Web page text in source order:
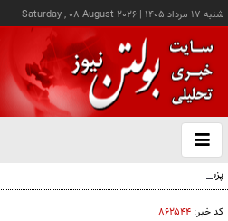
شنبه ۱۷ مرداد ۱۴۰۵ |
Saturday , 08 August 2026
باز
و
پزشکیان: خدمت بی‌منت و مشارکت مردمی، پایه حل
کد خبر: ۸۶۲۵۴۴